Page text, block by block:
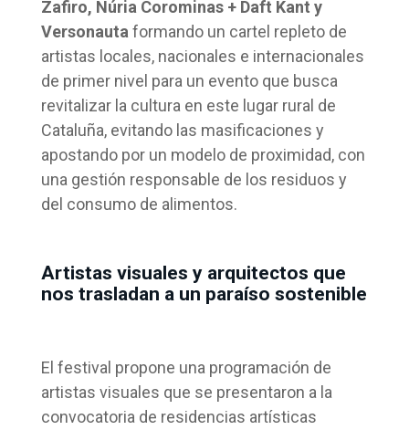
Zafiro, Núria Corominas + Daft Kant y
Versonauta formando un cartel repleto de
artistas locales, nacionales e internacionales
de primer nivel para un evento que busca
revitalizar la cultura en este lugar rural de
Cataluña, evitando las masificaciones y
apostando por un modelo de proximidad, con
una gestión responsable de los residuos y
del consumo de alimentos.
Artistas visuales y arquitectos que
nos trasladan a un paraíso sostenible
El festival propone una programación de
artistas visuales que se presentaron a la
convocatoria de residencias artísticas